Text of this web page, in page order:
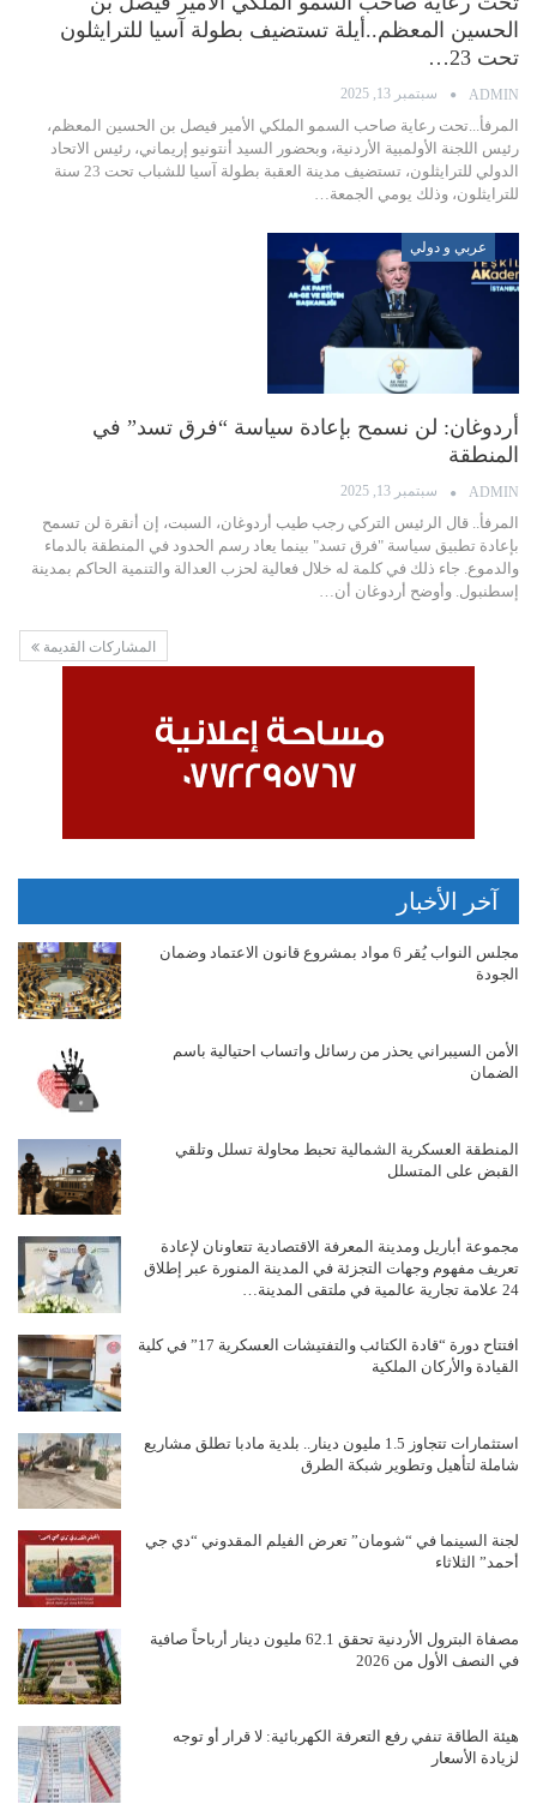
الحسين المعظم..أيلة تستضيف بطولة آسيا للترايثلون
تحت 23…
ADMIN سبتمبر 13, 2025
المرفأ...تحت رعاية صاحب السمو الملكي الأمير فيصل بن الحسين المعظم،
رئيس اللجنة الأولمبية الأردنية، وبحضور السيد أنتونيو إريماني، رئيس الاتحاد
الدولي للترايثلون، تستضيف مدينة العقبة بطولة آسيا للشباب تحت 23 سنة
للترايثلون، وذلك يومي الجمعة…
عربي و دولي
أردوغان: لن نسمح بإعادة سياسة “فرق تسد” في
المنطقة
ADMIN سبتمبر 13, 2025
المرفأ.. قال الرئيس التركي رجب طيب أردوغان، السبت، إن أنقرة لن تسمح
بإعادة تطبيق سياسة "فرق تسد" بينما يعاد رسم الحدود في المنطقة بالدماء
والدموع. جاء ذلك في كلمة له خلال فعالية لحزب العدالة والتنمية الحاكم بمدينة
إسطنبول. وأوضح أردوغان أن…
المشاركات القديمة
آخر الأخبار
مجلس النواب يُقر 6 مواد بمشروع قانون الاعتماد وضمان
الجودة
الأمن السيبراني يحذر من رسائل واتساب احتيالية باسم
الضمان
المنطقة العسكرية الشمالية تحبط محاولة تسلل وتلقي
القبض على المتسلل
مجموعة أباريل ومدينة المعرفة الاقتصادية تتعاونان لإعادة
تعريف مفهوم وجهات التجزئة في المدينة المنورة عبر إطلاق
24 علامة تجارية عالمية في ملتقى المدينة…
افتتاح دورة “قادة الكتائب والتفتيشات العسكرية 17” في كلية
القيادة والأركان الملكية
استثمارات تتجاوز 1.5 مليون دينار.. بلدية مادبا تطلق مشاريع
شاملة لتأهيل وتطوير شبكة الطرق
لجنة السينما في “شومان” تعرض الفيلم المقدوني “دي جي
أحمد” الثلاثاء
مصفاة البترول الأردنية تحقق 62.1 مليون دينار أرباحاً صافية
في النصف الأول من 2026
هيئة الطاقة تنفي رفع التعرفة الكهربائية: لا قرار أو توجه
لزيادة الأسعار